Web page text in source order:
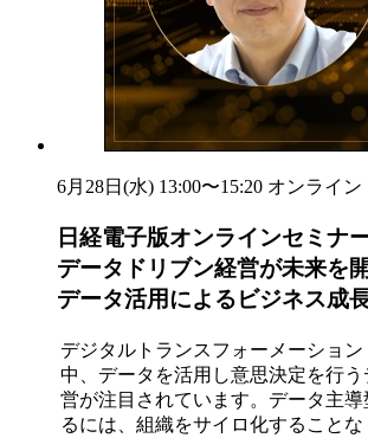
6月28日(水) 13:00〜15:20 オンライン
日経電子版オンラインセミナ
データドリブン経営が未来を
データ活用によるビジネス成
デジタルトランスフォーメーショ
中、データを活用し意思決定を行
営が注目されています。データ主
るには、組織をサイロ化すること